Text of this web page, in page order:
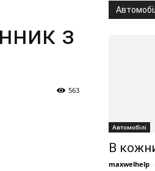
з
563
Автомобілі
В
maxwelhelp -